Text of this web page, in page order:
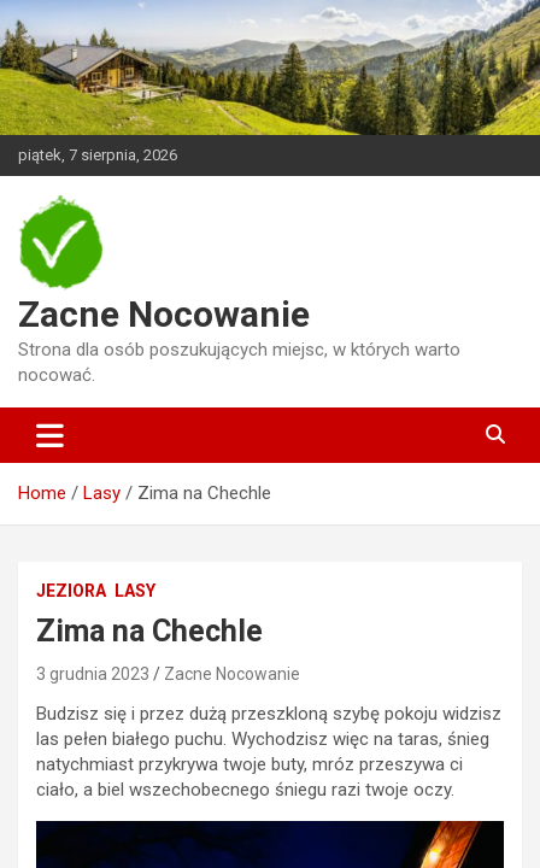
Skip
to
content
piątek, 7 sierpnia, 2026
Zacne Nocowanie
Strona dla osób poszukujących miejsc, w których warto
nocować.
Home Lasy Zima na Chechle
JEZIORA LASY
Zima na Chechle
3 grudnia 2023 Zacne Nocowanie
Budzisz się i przez dużą przeszkloną szybę pokoju widzisz
las pełen białego puchu. Wychodzisz więc na taras, śnieg
natychmiast przykrywa twoje buty, mróz przeszywa ci
ciało, a biel wszechobecnego śniegu razi twoje oczy.